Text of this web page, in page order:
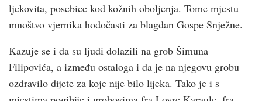
ljekovita, posebice kod kožnih oboljenja. Tome mjestu
mnoštvo vjernika hodočasti za blagdan Gospe Snježne.
Kazuje se i da su ljudi dolazili na grob Šimuna
Filipovića, a između ostaloga i da je na njegovu grobu
ozdravilo dijete za koje nije bilo lijeka. Tako je i s